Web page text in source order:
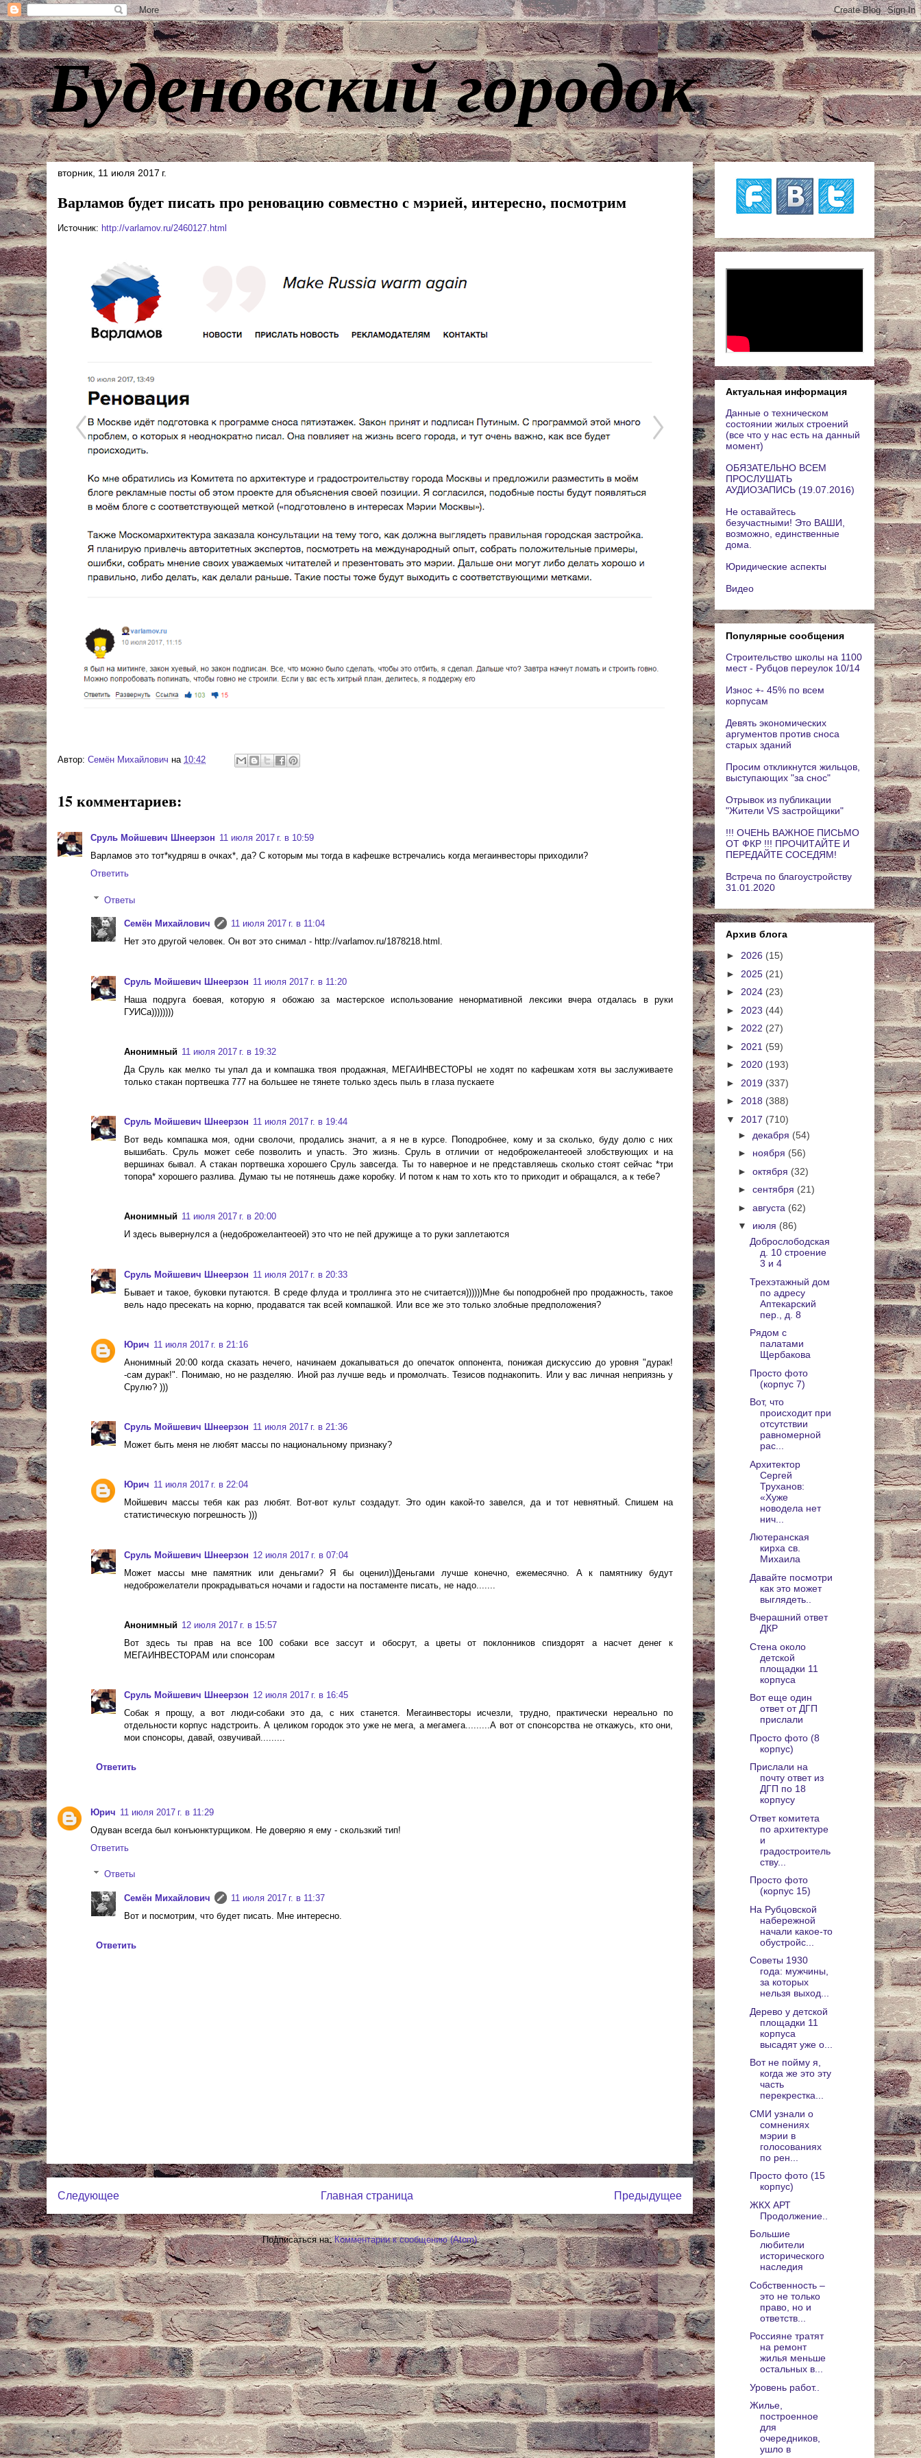
Буденовский городок
вторник, 11 июля 2017 г.
Варламов будет писать про реновацию совместно с мэрией, интересно, посмотрим
Источник: http://varlamov.ru/2460127.html
Автор: Cемён Михайлович на 10:42
15 комментариев:
Сруль Мойшевич Шнеерзон 11 июля 2017 г. в 10:59
Варламов это тот*кудряш в очках*, да? С которым мы тогда в кафешке встречались когда мегаинвесторы приходили?
Ответить
Ответы
Cемён Михайлович
11 июля 2017 г. в 11:04
Нет это другой человек. Он вот это снимал - http://varlamov.ru/1878218.html.
Сруль Мойшевич Шнеерзон 11 июля 2017 г. в 11:20
Наша подруга боевая, которую я обожаю за мастерское использование ненормативной лексики вчера отдалась в руки
ГУИСа))))))))
Анонимный 11 июля 2017 г. в 19:32
Да Сруль как мелко ты упал да и компашка твоя продажная, МЕГАИНВЕСТОРЫ не ходят по кафешкам хотя вы заслуживаете
только стакан портвешка 777 на большее не тянете только здесь пыль в глаза пускаете
Сруль Мойшевич Шнеерзон 11 июля 2017 г. в 19:44
Вот ведь компашка моя, одни сволочи, продались значит, а я не в курсе. Поподробнее, кому и за сколько, буду долю с них
вышибать. Сруль может себе позволить и упасть. Это жизнь. Сруль в отличии от недоброжелантеоей злобствующих и на
вершинах бывал. А стакан портвешка хорошего Сруль завсегда. Ты то наверное и не представляешь сколько стоят сейчас *три
топора* хорошего разлива. Думаю ты не потянешь даже коробку. И потом к нам то хоть кто то приходит и обращался, а к тебе?
Анонимный 11 июля 2017 г. в 20:00
И здесь вывернулся а (недоброжелантеоей) это что не пей дружище а то руки заплетаются
Сруль Мойшевич Шнеерзон 11 июля 2017 г. в 20:33
Бывает и такое, буковки путаются. В среде флуда и троллинга это не считается))))))Мне бы поподробней про продажность, такое
вель надо пресекать на корню, продаватся так всей компашкой. Или все же это только злобные предположения?
Юрич 11 июля 2017 г. в 21:16
Анонимный 20:00 когда сказать нечего, начинаем докапываться до опечаток оппонента, понижая дискуссию до уровня "дурак!
-сам дурак!". Понимаю, но не разделяю. Иной раз лучше ведь и промолчать. Тезисов поднакопить. Или у вас личная неприязнь у
Срулю? )))
Сруль Мойшевич Шнеерзон 11 июля 2017 г. в 21:36
Может быть меня не любят массы по национальному признаку?
Юрич 11 июля 2017 г. в 22:04
Мойшевич массы тебя как раз любят. Вот-вот культ создадут. Это один какой-то завелся, да и тот невнятный. Спишем на
статистическую погрешность )))
Сруль Мойшевич Шнеерзон 12 июля 2017 г. в 07:04
Может массы мне памятник или деньгами? Я бы оценил))Деньгами лучше конечно, ежемесячно. А к памятнику будут
недоброжелатели прокрадываться ночами и гадости на постаменте писать, не надо.......
Анонимный 12 июля 2017 г. в 15:57
Вот здесь ты прав на все 100 собаки все зассут и обосрут, а цветы от поклонников спиздорят а насчет денег к
МЕГАИНВЕСТОРАМ или спонсорам
Сруль Мойшевич Шнеерзон 12 июля 2017 г. в 16:45
Собак я прощу, а вот люди-собаки это да, с них станется. Мегаинвесторы исчезли, трудно, практически нереально по
отдельности корпус надстроить. А целиком городок это уже не мега, а мегамега.........А вот от спонсорства не откажусь, кто они,
мои спонсоры, давай, озвучивай.........
Ответить
Юрич 11 июля 2017 г. в 11:29
Одуван всегда был конъюнктурщиком. Не доверяю я ему - скользкий тип!
Ответить
Ответы
Cемён Михайлович
11 июля 2017 г. в 11:37
Вот и посмотрим, что будет писать. Мне интересно.
Ответить
Следующее Предыдущее
Главная страница
Подписаться на:Комментарии к сообщению (Atom)
Актуальная информация
Данные о техническом
состоянии жилых строений
(все что у нас есть на данный
момент)
ОБЯЗАТЕЛЬНО ВСЕМ
ПРОСЛУШАТЬ
АУДИОЗАПИСЬ (19.07.2016)
Не оставайтесь
безучастными! Это ВАШИ,
возможно, единственные
дома.
Юридические аспекты
Видео
Популярные сообщения
Строительство школы на 1100
мест - Рубцов переулок 10/14
Износ +- 45% по всем
корпусам
Девять экономических
аргументов против сноса
старых зданий
Просим откликнутся жильцов,
выступающих "за снос"
Отрывок из публикации
"Жители VS застройщики"
!!! ОЧЕНЬ ВАЖНОЕ ПИСЬМО
ОТ ФКР !!! ПРОЧИТАЙТЕ И
ПЕРЕДАЙТЕ СОСЕДЯМ!
Встреча по благоустройству
31.01.2020
Архив блога
► 2026 (15)
► 2025 (21)
► 2024 (23)
► 2023 (44)
► 2022 (27)
► 2021 (59)
► 2020 (193)
► 2019 (337)
► 2018 (388)
▼ 2017 (710)
► декабря (54)
► ноября (56)
► октября (32)
► сентября (21)
► августа (62)
▼ июля (86)
Доброслободская
д. 10 строение
3 и 4
Трехэтажный дом
по адресу
Аптекарский
пер., д. 8
Рядом с
палатами
Щербакова
Просто фото
(корпус 7)
Вот, что
происходит при
отсутствии
равномерной
рас...
Архитектор
Сергей
Труханов:
«Хуже
новодела нет
нич...
Лютеранская
кирха св.
Михаила
Давайте посмотри
как это может
выглядеть..
Вчерашний ответ
ДКР
Стена около
детской
площадки 11
корпуса
Вот еще один
ответ от ДГП
прислали
Просто фото (8
корпус)
Прислали на
почту ответ из
ДГП по 18
корпусу
Ответ комитета
по архитектуре
и
градостроитель
ству...
Просто фото
(корпус 15)
На Рубцовской
набережной
начали какое-то
обустройс...
Советы 1930
года: мужчины,
за которых
нельзя выход...
Дерево у детской
площадки 11
корпуса
высадят уже о...
Вот не пойму я,
когда же это эту
часть
перекрестка...
СМИ узнали о
сомнениях
мэрии в
голосованиях
по рен...
Просто фото (15
корпус)
ЖКХ АРТ
Продолжение..
Большие
любители
исторического
наследия
Собственность –
это не только
право, но и
ответств...
Россияне тратят
на ремонт
жилья меньше
остальных в...
Уровень работ..
Жилье,
построенное
для
очередников,
ушло в